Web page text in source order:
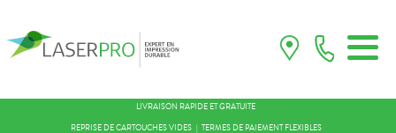
LIVRAISON RAPIDE ET GRATUITE
REPRISE DE CARTOUCHES VIDES
TERMES DE PAIEMENT FLEXIBLES